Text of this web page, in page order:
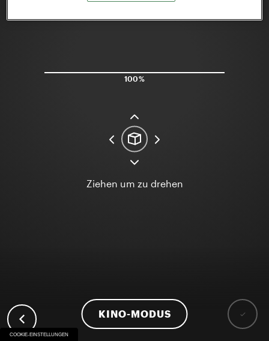
100%
KINO-MODUS
Ziehen um zu drehen
COOKIE-EINSTELLUNGEN